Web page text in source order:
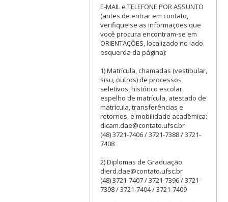
E-MAIL e TELEFONE POR ASSUNTO
(antes de entrar em contato,
verifique se as informações que
você procura encontram-se em
ORIENTAÇÕES, localizado no lado
esquerda da página):
1) Matrícula, chamadas (vestibular,
sisu, outros) de processos
seletivos, histórico escolar,
espelho de matrícula, atestado de
matrícula, transferências e
retornos, e mobilidade acadêmica:
dicam.dae@contato.ufsc.br
(48) 3721-7406 / 3721-7388 / 3721-
7408
2) Diplomas de Graduação:
dierd.dae@contato.ufsc.br
(48) 3721-7407 / 3721-7396 / 3721-
7398 / 3721-7404 / 3721-7409